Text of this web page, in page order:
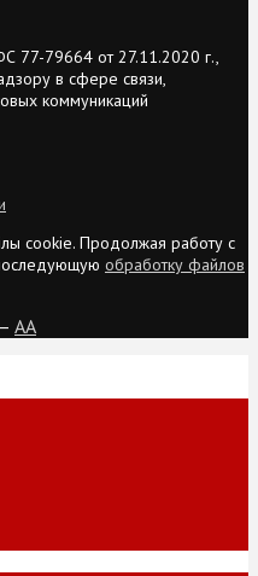
77-79664 от 27.11.2020 г.,
в сфере связи,
коммуникаций
cookie. Продолжая работу с
обработку файлов
AA